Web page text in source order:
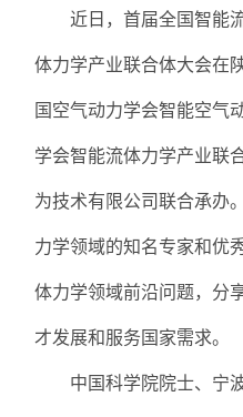
近日，首届全国智能
体力学产业联合体大会在
国空气动力学会智能空气
学会智能流体力学产业联
为技术有限公司联合承办
力学领域的知名专家和优
体力学领域前沿问题，分
才发展和服务国家需求。
中国科学院院士、宁